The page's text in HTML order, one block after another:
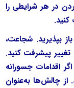
در هر شرایطی را
بپذیرید. شجاعت،
پیشرفت کنید.
اقدامات جسورانه
از چالش‌ها به‌‌عنوان